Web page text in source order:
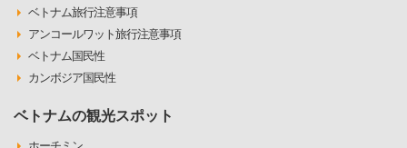
ベトナム旅行注意事項
アンコールワット旅行注意事項
ベトナム国民性
カンボジア国民性
ベトナムの観光スポット